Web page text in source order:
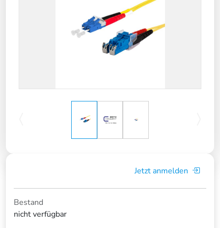
Jetzt anmelden
Bestand
nicht verfügbar